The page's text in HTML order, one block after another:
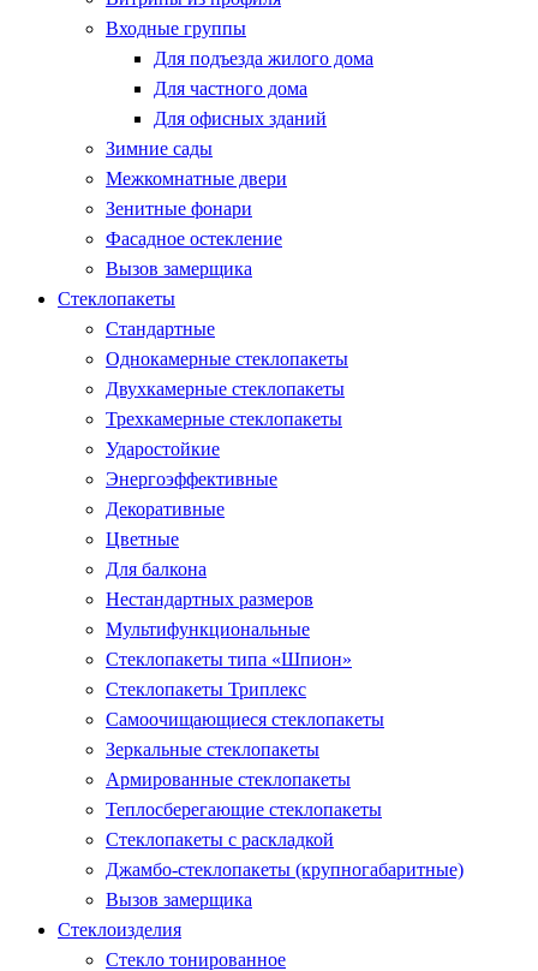
Входные группы
Для подъезда жилого дома
Для частного дома
Для офисных зданий
Зимние сады
Межкомнатные двери
Зенитные фонари
Фасадное остекление
Вызов замерщика
Стеклопакеты
Стандартные
Однокамерные стеклопакеты
Двухкамерные стеклопакеты
Трехкамерные стеклопакеты
Ударостойкие
Энергоэффективные
Декоративные
Цветные
Для балкона
Нестандартных размеров
Мультифункциональные
Стеклопакеты типа «Шпион»
Стеклопакеты Триплекс
Самоочищающиеся стеклопакеты
Зеркальные стеклопакеты
Армированные стеклопакеты
Теплосберегающие стеклопакеты
Стеклопакеты с раскладкой
Джамбо-стеклопакеты (крупногабаритные)
Вызов замерщика
Стеклоизделия
Стекло тонированное